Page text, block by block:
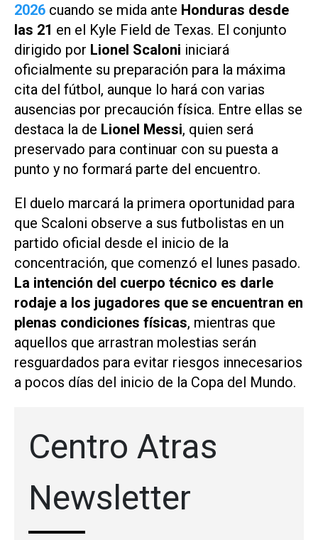
2026 cuando se mida ante Honduras desde
las 21 en el Kyle Field de Texas. El conjunto
dirigido por Lionel Scaloni iniciará
oficialmente su preparación para la máxima
cita del fútbol, aunque lo hará con varias
ausencias por precaución física. Entre ellas se
destaca la de Lionel Messi, quien será
preservado para continuar con su puesta a
punto y no formará parte del encuentro.
El duelo marcará la primera oportunidad para
que Scaloni observe a sus futbolistas en un
partido oficial desde el inicio de la
concentración, que comenzó el lunes pasado.
La intención del cuerpo técnico es darle
rodaje a los jugadores que se encuentran en
plenas condiciones físicas, mientras que
aquellos que arrastran molestias serán
resguardados para evitar riesgos innecesarios
a pocos días del inicio de la Copa del Mundo.